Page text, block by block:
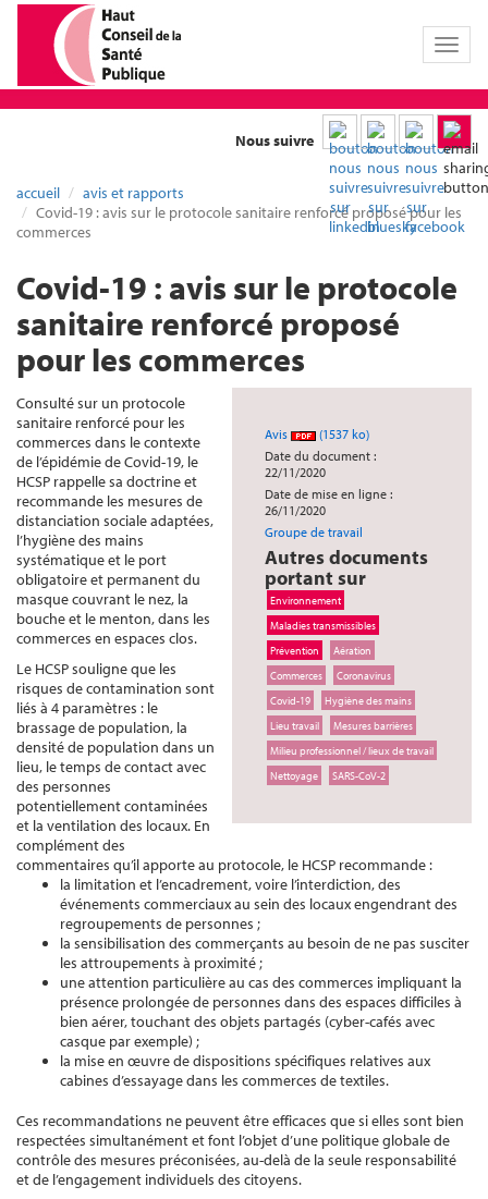
Toggle
Nous suivre
accueil
avis et rapports
Covid-19 : avis sur le protocole sanitaire renforcé proposé pour les
commerces
Covid-19 : avis sur le protocole
sanitaire renforcé proposé
pour les commerces
Avis
(1537 ko)
Date du document :
22/11/2020
Date de mise en ligne :
26/11/2020
Groupe de travail
Autres documents
portant sur
Environnement
Maladies transmissibles
Prévention
Aération
Commerces
Coronavirus
Covid-19
Hygiène des mains
Lieu travail
Mesures barrières
Milieu professionnel / lieux de travail
Nettoyage
SARS-CoV-2
Consulté sur un protocole
sanitaire renforcé pour les
commerces dans le contexte
de l’épidémie de Covid-19, le
HCSP rappelle sa doctrine et
recommande les mesures de
distanciation sociale adaptées,
l’hygiène des mains
systématique et le port
obligatoire et permanent du
masque couvrant le nez, la
bouche et le menton, dans les
commerces en espaces clos.
Le HCSP souligne que les
risques de contamination sont
liés à 4 paramètres : le
brassage de population, la
densité de population dans un
lieu, le temps de contact avec
des personnes
potentiellement contaminées
et la ventilation des locaux. En
complément des
commentaires qu’il apporte au protocole, le HCSP recommande :
la limitation et l’encadrement, voire l’interdiction, des
événements commerciaux au sein des locaux engendrant des
regroupements de personnes ;
la sensibilisation des commerçants au besoin de ne pas susciter
les attroupements à proximité ;
une attention particulière au cas des commerces impliquant la
présence prolongée de personnes dans des espaces difficiles à
bien aérer, touchant des objets partagés (cyber-cafés avec
casque par exemple) ;
la mise en œuvre de dispositions spécifiques relatives aux
cabines d’essayage dans les commerces de textiles.
Ces recommandations ne peuvent être efficaces que si elles sont bien
respectées simultanément et font l’objet d’une politique globale de
contrôle des mesures préconisées, au-delà de la seule responsabilité
et de l’engagement individuels des citoyens.